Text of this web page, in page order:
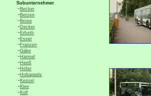
Subunternehmer
-Becker
-Betzen
-Brose
-Decker
-Erfurth
-Esser
-Franzen
-Gäke
-Harmel
-Heeß
-Höfer
-Holtappels
-Kessel
-Klee
-Kolf